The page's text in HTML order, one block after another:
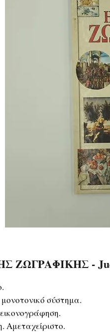
ΖΩΓΡΑΦΙΚΗΣ -
σύστημα.
Αμεταχείριστο.